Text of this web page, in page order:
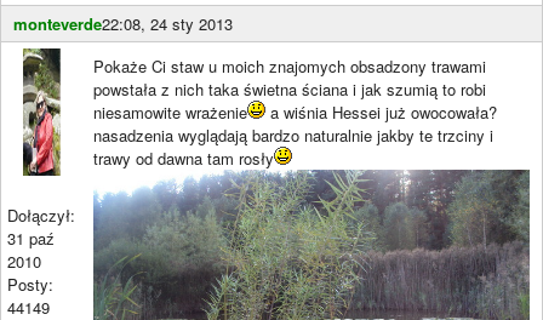
monteverde22:08, 24 sty 2013
Dołączył:
31 paź
2010
Posty:
44149
Pokaże Ci staw u moich znajomych obsadzony trawami
powstała z nich taka świetna ściana i jak szumią to robi
niesamowite wrażenie
a wiśnia Hessei już owocowała?
nasadzenia wyglądają bardzo naturalnie jakby te trzciny i
trawy od dawna tam rosły